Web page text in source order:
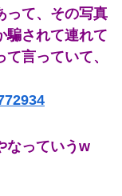
って、その写真
騙されて連れて
言っていて、
なっていうw